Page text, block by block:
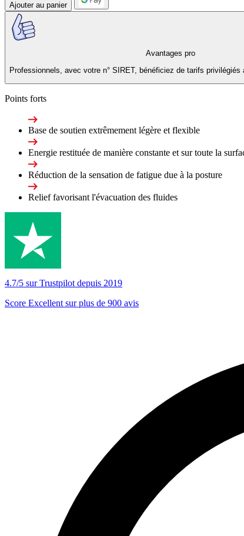
Ajouter au panier
Avantages pro
Professionnels, avec votre n° SIRET, bénéficiez de tarifs privilégiés
Points forts
Base de soutien extrêmement légère et flexible
Energie restituée de manière constante et sur toute la
Réduction de la sensation de fatigue due à la posture
Relief favorisant l'évacuation des fluides
4.7/5 sur Trustpilot depuis 2019
Score Excellent sur plus de 900 avis